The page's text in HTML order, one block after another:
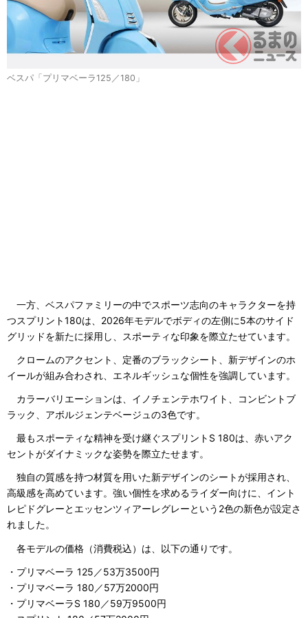
ベスパ「プリマベーラ125／180」
一方、ベスパファミリーの中でスポーツ志向のキャラクターを持
つスプリント180は、2026年モデルでボディの左側に5本のサイド
グリッドを新たに採用し、スポーティな印象を際立たせています。
クロームのアクセント、定番のブラックシート、新デザインのホ
イールが組み合わされ、エネルギッシュな個性を強調しています。
カラーバリエーションは、イノチェンテホワイト、コンビントブ
ラック、アボルジェンテベージュの3色です。
最もスポーティな精神を受け継ぐスプリントS 180は、赤いアク
セントがダイナミックな姿勢を際立たせます。
独自の質感を持つ材質を用いた新デザインのシートが採用され、
高級感を高めています。強い個性を求めるライダー向けに、イント
レピドグレーとエッセンツィアーレグレーという2色の新色が設定さ
れました。
各モデルの価格（消費税込）は、以下の通りです。
・プリマベーラ 125／53万3500円
・プリマベーラ 180／57万2000円
・プリマベーラS 180／59万9500円